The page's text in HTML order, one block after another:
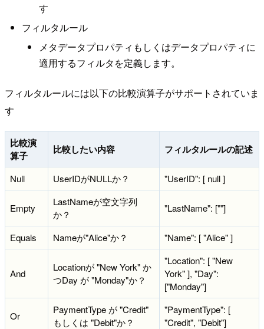
す
フィルタルール
メタデータプロパティもしくはデータプロパティに
適用するフィルタを定義します。
フィルタルールには以下の比較演算子がサポートされていま
す
比較演
算子
比較したい内容 フィルタルールの記述
Null UserIDがNULLか？ "UserID": [ null ]
Empty
LastNameが空文字列
か？
"LastName": [""]
Equals Nameが"Alice"か？ "Name": [ "Alice" ]
And
Locationが "New York" か
つDay が "Monday"か？
"Location": [ "New
York" ], "Day":
["Monday"]
Or
PaymentType が "Credit"
もしくは "Debit"か？
"PaymentType": [
"Credit", "Debit"]